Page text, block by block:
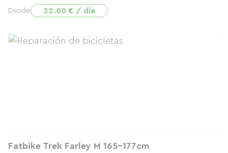
Desde 22.00 € / día
Fatbike Trek Farley M 165-177cm